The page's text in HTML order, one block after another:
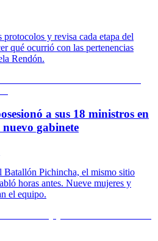
y revisa cada etapa del
qué ocurrió con las pertenencias
Rendón.
a sus 18 ministros en
gabinete
Batallón Pichincha, el mismo sitio
horas antes. Nueve mujeres y
el equipo.